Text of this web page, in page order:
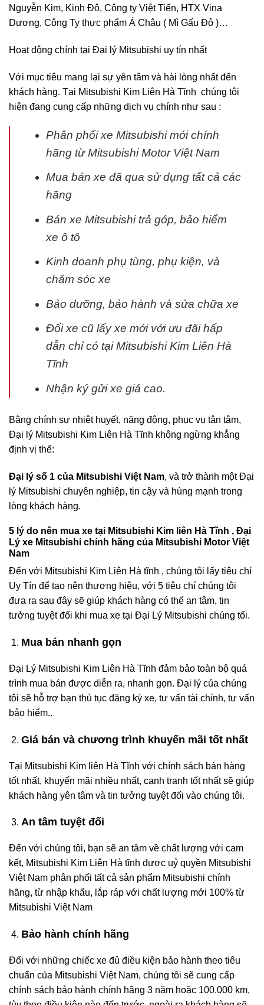
Nguyễn Kim, Kinh Đô, Công ty Việt Tiến, HTX Vina
Dương, Công Ty thực phẩm Á Châu ( Mì Gấu Đỏ )…
Hoạt động chính tại Đại lý Mitsubishi uy tín nhất
Với mục tiêu mang lại sự yên tâm và hài lòng nhất đến
khách hàng. Tại Mitsubishi Kim Liên Hà Tĩnh chúng tôi
hiện đang cung cấp những dịch vụ chính như sau :
Phân phối xe Mitsubishi mới chính
hãng từ Mitsubishi Motor Việt Nam
Mua bán xe đã qua sử dụng tất cả các
hãng
Bán xe Mitsubishi trả góp, bảo hiểm
xe ô tô
Kinh doanh phụ tùng, phụ kiện, và
chăm sóc xe
Bảo dưỡng, bảo hành và sửa chữa xe
Đổi xe cũ lấy xe mới với ưu đãi hấp
dẫn chỉ có tại Mitsubishi Kim Liên Hà
Tĩnh
Nhận ký gửi xe giá cao.
Bằng chính sự nhiệt huyết, năng động, phục vụ tận tâm,
Đại lý Mitsubishi Kim Liên Hà Tĩnh không ngừng khẳng
định vị thế:
Đại lý số 1 của Mitsubishi Việt Nam, và trở thành một Đại
lý Mitsubishi chuyên nghiệp, tin cậy và hùng mạnh trong
lòng khách hàng.
5 lý do nên mua xe tại Mitsubishi Kim liên Hà Tĩnh , Đại
Lý xe Mitsubishi chính hãng của Mitsubishi Motor Việt
Nam
Đến với Mitsubishi Kim Liên Hà tĩnh , chúng tôi lấy tiêu chí
Uy Tín để tạo nên thương hiệu, với 5 tiêu chí chúng tôi
đưa ra sau đây sẽ giúp khách hàng có thể an tâm, tin
tưởng tuyệt đối khi mua xe tại Đại Lý Mitsubishi chúng tối.
Mua bán nhanh gọn
Đại Lý Mitsubishi Kim Liên Hà Tĩnh đảm bảo toàn bộ quá
trình mua bán được diễn ra, nhanh gọn. Đại lý của chúng
tôi sẽ hỗ trợ bạn thủ tục đăng ký xe, tư vấn tài chính, tư vấn
bảo hiểm..
Giá bán và chương trình khuyến mãi tốt nhất
Tại Mitsubishi Kim liên Hà Tĩnh với chính sách bán hàng
tốt nhất, khuyến mãi nhiều nhất, cạnh tranh tốt nhất sẽ giúp
khách hàng yên tâm và tin tưởng tuyệt đối vào chúng tôi.
An tâm tuyệt đối
Đến với chúng tôi, bạn sẽ an tâm về chất lượng với cam
kết, Mitsubishi Kim Liên Hà tĩnh được uỷ quyền Mitsubishi
Việt Nam phân phối tất cả sản phẩm Mitsubishi chính
hãng, từ nhập khẩu, lắp ráp với chất lượng mới 100% từ
Mitsubishi Việt Nam
Bảo hành chính hãng
Đối với những chiếc xe đủ điều kiện bảo hành theo tiêu
chuẩn của Mitsubishi Việt Nam, chúng tôi sẽ cung cấp
chính sách bảo hành chính hãng 3 năm hoặc 100.000 km,